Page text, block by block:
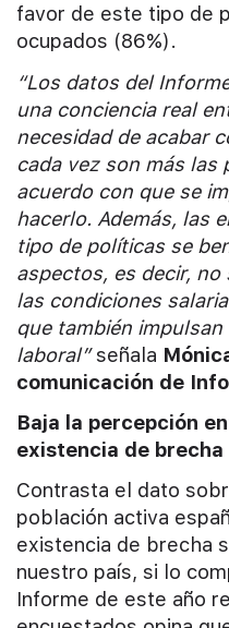
favor de este tipo de
ocupados (86%).
“Los datos del
una conciencia real
necesidad de acabar
cada vez son más las
acuerdo con que se
hacerlo. Además, las
tipo de políticas se
aspectos, es decir,
las condiciones
que también
laboral”señala
comunicación de
Baja la percepción
existencia de
Contrasta el dato
población activa
existencia de brecha
nuestro país, si lo
Informe de este año